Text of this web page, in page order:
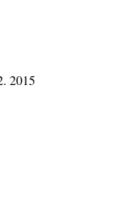
2015